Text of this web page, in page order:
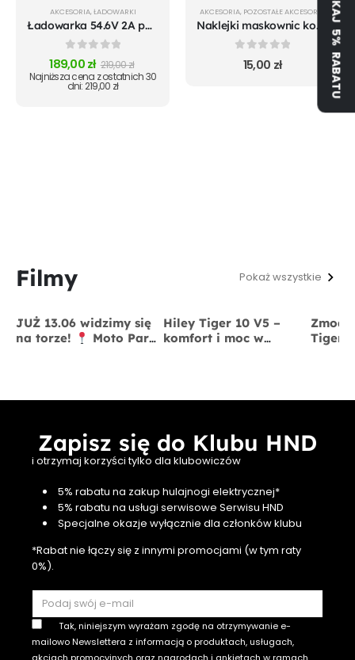
AKCESORIA, ŁADOWARKI
Ładowarka 54.6V 2A port DC 5.5x2.1
0out of 5
189,00zł 219,00zł
Najniższa cena z ostatnich 30
dni: 219,00 zł
AKCESORIA, POZOSTAŁE AKCESORIA
Naklejki maskownic komplet do Xioami srebrne
out of 5
15,00 zł
Filmy Pokaż wszystkie
JUŻ 13.06 widzimy się
na torze!
Moto Park
Hiley Tiger 10 V5 –
komfort i moc w
Tiger
Zapisz się do Klubu HND
i otrzymaj korzyści tylko dla klubowiczów
5% rabatu na zakup hulajnogi elektrycznej*
5% rabatu na usługi serwisowe Serwisu HND
Specjalne okazje wyłącznie dla członków klubu
*Rabat nie łączy się z innymi promocjami (w tym raty
0%).
Tak, niniejszym wyrażam zgodę na otrzymywanie e-
mailowo Newslettera z informacją o produktach, usługach,
ZYSKAJ 5% RABATU